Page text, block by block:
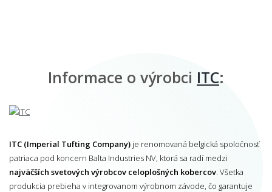
Informace o výrobci ITC:
ITC (Imperial Tufting Company) je renomovaná belgická spoločnosť
patriaca pod koncern Balta Industries NV, ktorá sa radí medzi
najväčších svetových výrobcov celoplošných kobercov . Všetka
produkcia prebieha v integrovanom výrobnom závode, čo garantuje